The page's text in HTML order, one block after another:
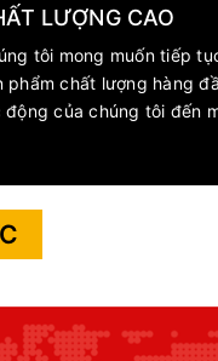
LƯỢNG CAO
tôi mong muốn tiếp
phẩm chất lượng hàng
động của chúng tôi đến